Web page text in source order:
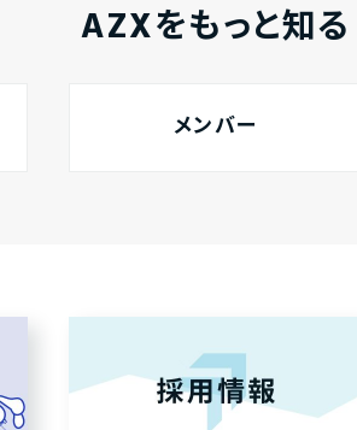
AZXをもっと知る
メンバー